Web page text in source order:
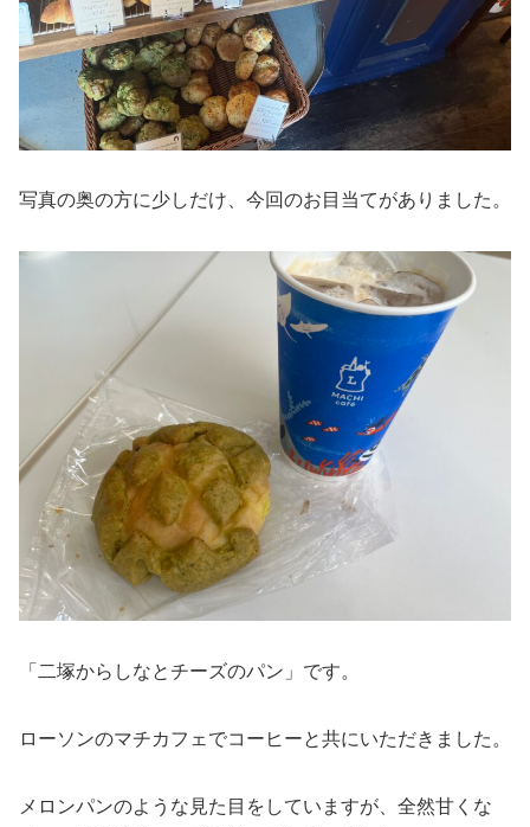
写真の奥の方に少しだけ、今回のお目当てがありました。
「二塚からしなとチーズのパン」です。
ローソンのマチカフェでコーヒーと共にいただきました。
メロンパンのような見た目をしていますが、全然甘くな